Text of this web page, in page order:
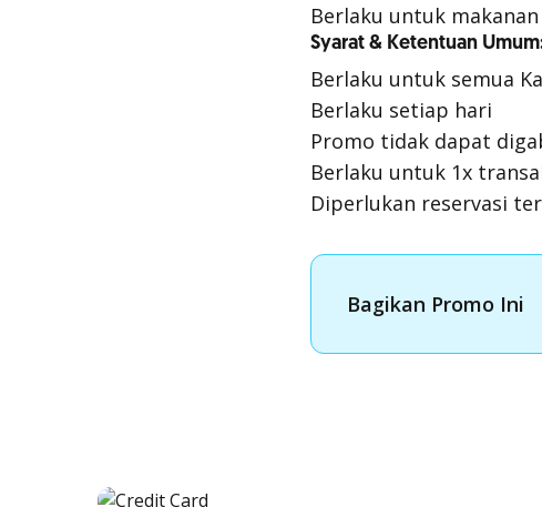
Berlaku untuk
Syarat & Ketentuan
Berlaku untuk semua
Berlaku setiap hari
Promo tidak dapat
Berlaku untuk 1x
Diperlukan reservasi
Bagikan Promo Ini